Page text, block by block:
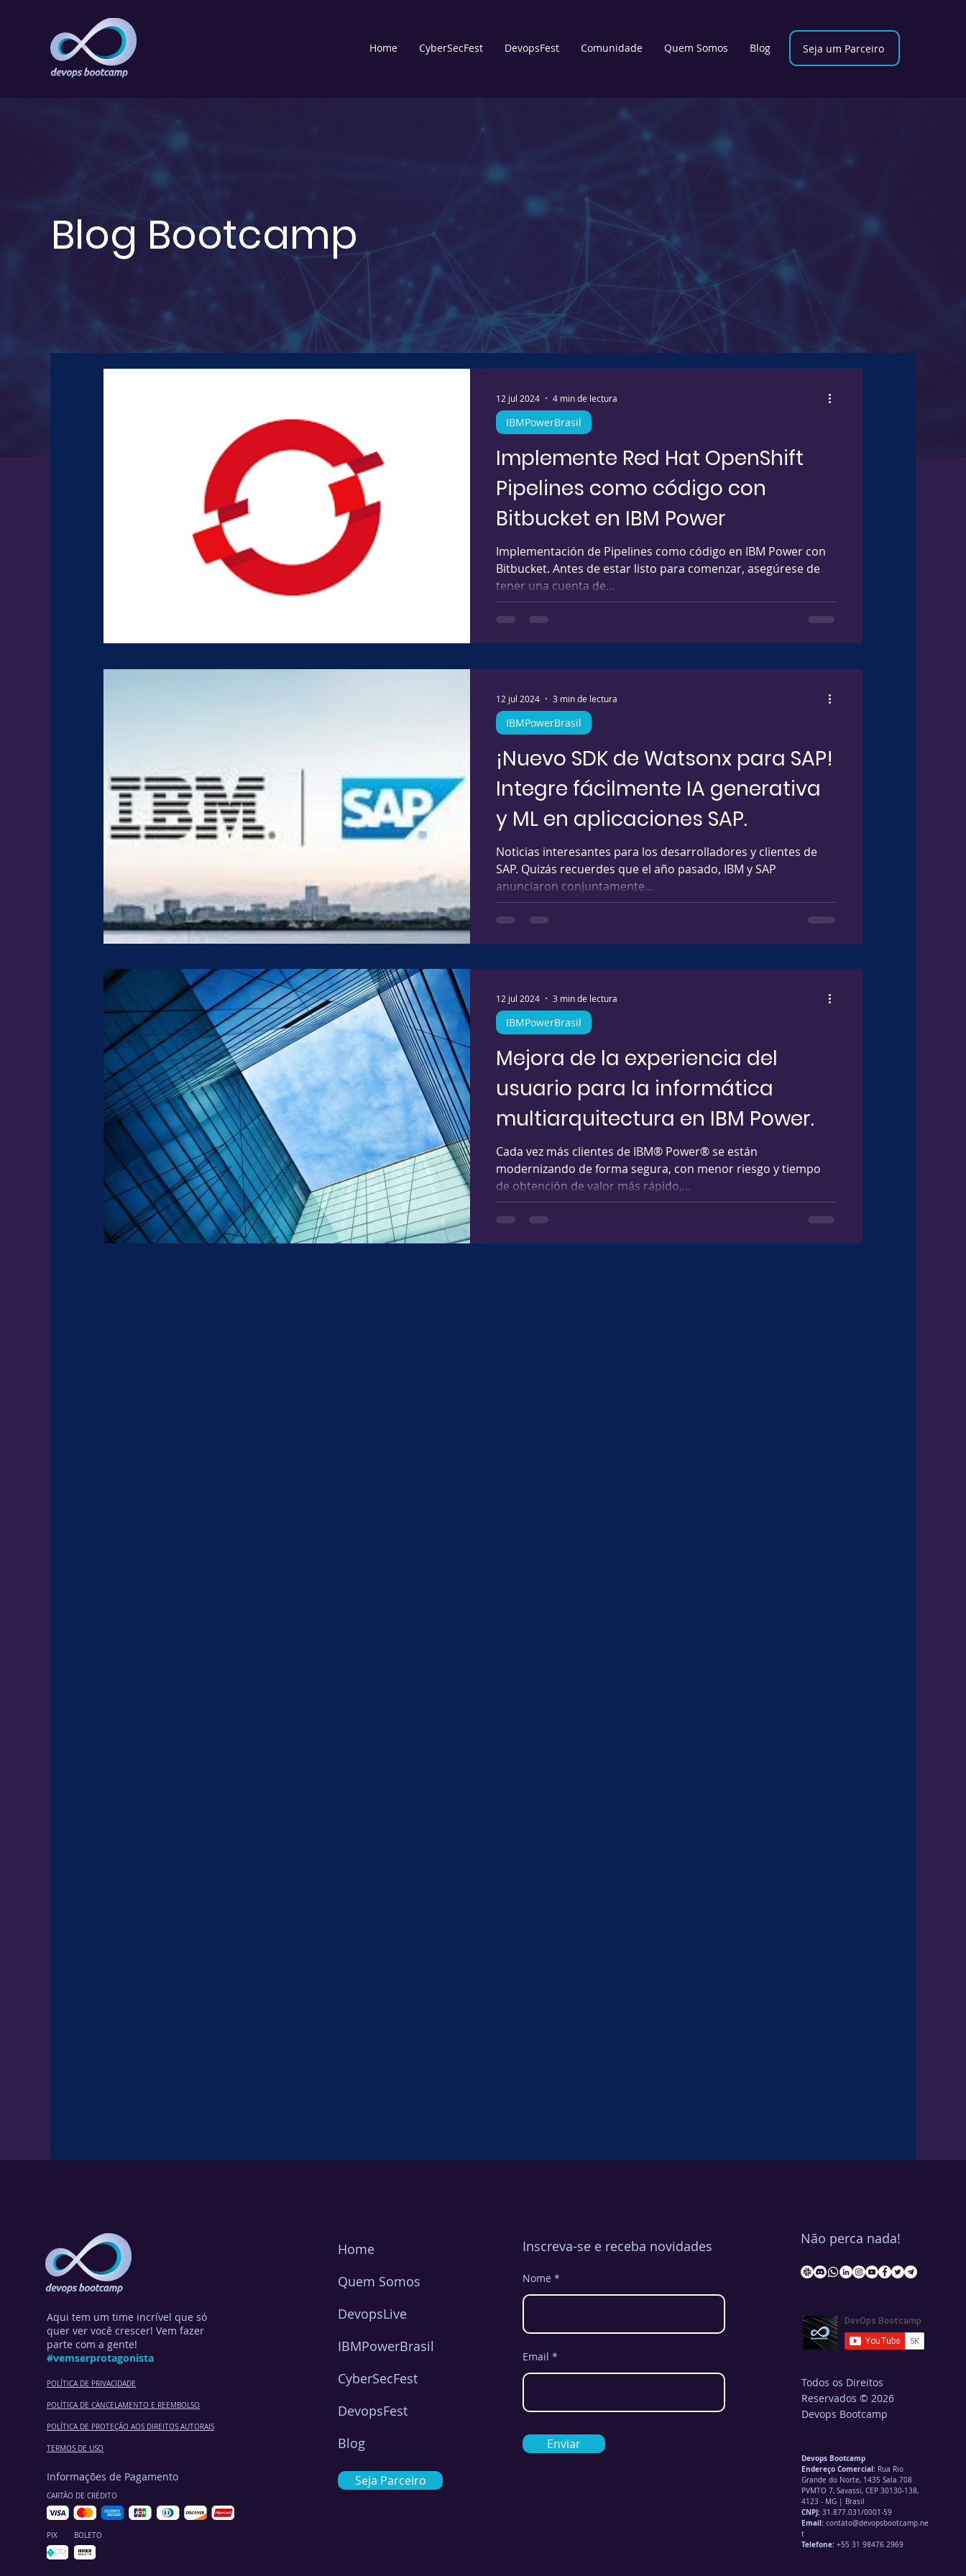
Home CyberSecFest DevopsFest Comunidade Quem Somos Blog Seja um Parceiro
Blog Bootcamp
Implemente Red Hat OpenShift
Pipelines como código con
Bitbucket en IBM Power
Implementación de Pipelines como código en IBM Power con
Bitbucket. Antes de estar listo para comenzar, asegúrese de
tener una cuenta de...
IBMPowerBrasil
12 jul 2024 4 min de lectura
¡Nuevo SDK de Watsonx para SAP!
Integre fácilmente IA generativa
y ML en aplicaciones SAP.
Noticias interesantes para los desarrolladores y clientes de
SAP. Quizás recuerdes que el año pasado, IBM y SAP
anunciaron conjuntamente...
IBMPowerBrasil
12 jul 2024 3 min de lectura
Mejora de la experiencia del
usuario para la informática
multiarquitectura en IBM Power.
Cada vez más clientes de IBM® Power® se están
modernizando de forma segura, con menor riesgo y tiempo
de obtención de valor más rápido,...
IBMPowerBrasil
12 jul 2024 3 min de lectura
Aqui tem um time incrível que só
quer ver você crescer! Vem fazer
parte com a gente!
#vemserprotagonista
POLÍTICA DE PRIVACIDADE
POLÍTICA DE CANCELAMENTO E REEMBOLSO
POLÍTICA DE PROTEÇÃO AOS DIREITOS AUTORAIS
TERMOS DE USO
Informações de Pagamento
CARTÃO DE CRÉDITO
BOLETO
PIX
Home
Quem Somos
DevopsLive
IBMPowerBrasil
CyberSecFest
DevopsFest
Blog
Seja Parceiro
Inscreva-se e receba novidades
Nome
Email
Enviar
Não perca nada!
Todos os Direitos
Reservados © 2026
Devops Bootcamp
Devops Bootcamp
Endereço Comercial: Rua Rio
Grande do Norte, 1435 Sala 708
PVMTO 7, Savassi, CEP 30130-138,
4123 - MG | Brasil
CNPJ:31.877.031/0001-59
Email: contato@devopsbootcamp.ne
t
Telefone: +55 31 98476 2969